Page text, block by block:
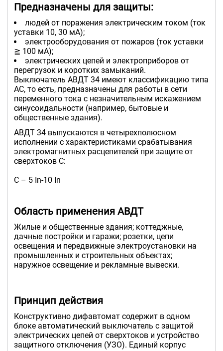
Предназначены для защиты:
людей от поражения электрическим током (ток
уставки 10, 30 мА);
электрооборудования от пожаров (ток уставки
≧ 100 мА);
электрических цепей и электроприборов от
перегрузок и коротких замыканий.
Выключатель АВДТ 34 имеют классификацию типа
АC, то есть, предназначены для работы в сети
переменного тока с незначительным искажением
синусоидальности (например, бытовые и
общественные здания).
АВДТ 34 выпускаются в четырехполюсном
исполнении с характеристиками срабатывания
электромагнитных расцепителей при защите от
сверхтоков С:
С – 5 In-10 In
Область применения АВДТ
Жилые и общественные здания; коттеджные,
дачные постройки и гаражи; розетки, цепи
освещения и передвижные электроустановки на
промышленных и строительных объектах;
наружное освещение и рекламные вывески.
Принцип действия
Конструктивно дифавтомат содержит в одном
блоке автоматический выключатель с защитой
электрических цепей от сверхтоков и устройство
защитного отключения (УЗО). Единый корпус